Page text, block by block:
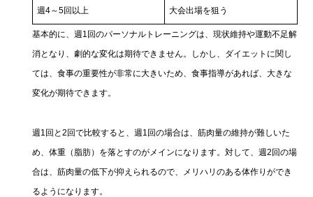
週4～5回以上 大会出場を狙う
基本的に、週1回のパーソナルトレーニングは、現状維持や運動不足解
消となり、劇的な変化は期待できません。しかし、ダイエットに関し
ては、食事の重要性が非常に大きいため、食事指導があれば、大きな
変化が期待できます。
週1回と2回で比較すると、週1回の場合は、筋肉量の維持が難しいた
め、体重（脂肪）を落とすのがメインになります。対して、週2回の場
合は、筋肉量の低下が抑えられるので、メリハリのある体作りができ
るようになります。